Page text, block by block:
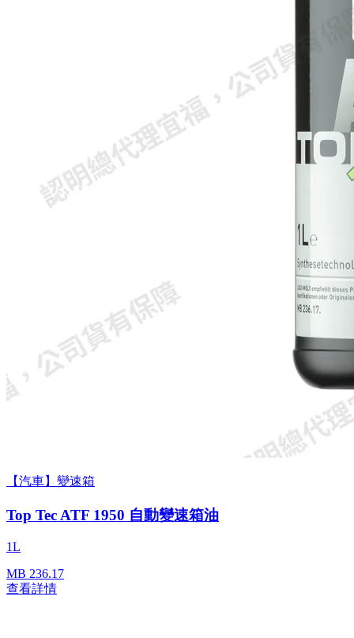
【汽車】變速箱
Top Tec ATF 1950 自動變速箱油
1L
MB 236.17
查看詳情